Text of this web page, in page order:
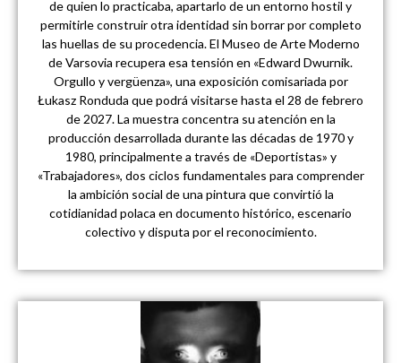
de quien lo practicaba, apartarlo de un entorno hostil y
permitirle construir otra identidad sin borrar por completo
las huellas de su procedencia. El Museo de Arte Moderno
de Varsovia recupera esa tensión en «Edward Dwurnik.
Orgullo y vergüenza», una exposición comisariada por
Łukasz Ronduda que podrá visitarse hasta el 28 de febrero
de 2027. La muestra concentra su atención en la
producción desarrollada durante las décadas de 1970 y
1980, principalmente a través de «Deportistas» y
«Trabajadores», dos ciclos fundamentales para comprender
la ambición social de una pintura que convirtió la
cotidianidad polaca en documento histórico, escenario
colectivo y disputa por el reconocimiento.